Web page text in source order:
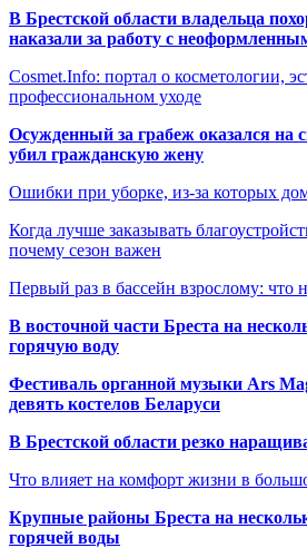
В Брестской области владельца
наказали за работу с
Cosmet.Info: портал о косметологии,
профессиональном уходе
Осужденный за грабеж оказался на
убил гражданскую жену
Ошибки при уборке, из-за которых
Когда лучше заказывать
почему сезон важен
Первый раз в бассейн взрослому: что
В восточной части Бреста на
горячую воду
Фестиваль органной музыки Ars
девять костелов Беларуси
В Брестской области резко
Что влияет на комфорт жизни в
Крупные районы Бреста на
горячей воды